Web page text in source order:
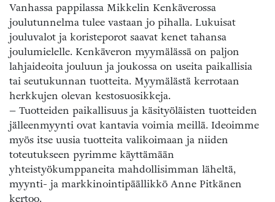
Vanhassa pappilassa Mikkelin Kenkäverossa
joulutunnelma tulee vastaan jo pihalla. Lukuisat
jouluvalot ja koristeporot saavat kenet tahansa
joulumielelle. Kenkäveron myymälässä on paljon
lahjaideoita jouluun ja joukossa on useita paikallisia
tai seutukunnan tuotteita. Myymälästä kerrotaan
herkkujen olevan kestosuosikkeja.
– Tuotteiden paikallisuus ja käsityöläisten tuotteiden
jälleenmyynti ovat kantavia voimia meillä. Ideoimme
myös itse uusia tuotteita valikoimaan ja niiden
toteutukseen pyrimme käyttämään
yhteistyökumppaneita mahdollisimman läheltä,
myynti- ja markkinointipäällikkö Anne Pitkänen
kertoo.